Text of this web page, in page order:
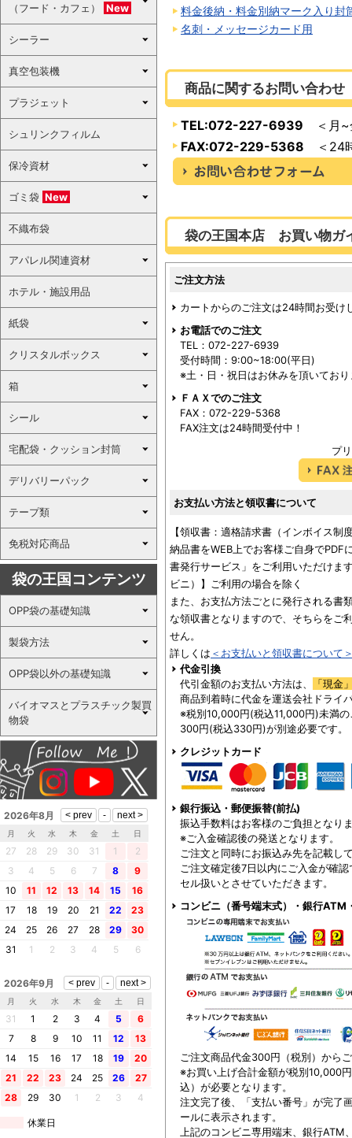
料金後納・料金別納マーク入り封
名刺・メッセージカード用
商品に関するお問い合わせ
TEL:072-227-6939 ＜月~
FAX:072-229-5368 ＜24
袋の王国本店 お買い物ガ
ご注文方法
カートからのご注文は24時間お受け
お電話でのご注文
TEL：072-227-6939
受付時間：9:00~18:00(平日)
※土・日・祝日はお休みを頂いてお
ＦＡＸでのご注文
FAX：072-229-5368
FAX注文は24時間受付中！
プ
お支払い方法と領収書について
【領収書：適格請求書（インボイス制
納品書をWEB上でお客様ご自身でPDF
書発行サービス」をご利用いただけま
ビニ）】ご利用の場合を除く
また、お支払方法ごとに発行される書
な領収書となりますので、そちらをご
せん。
詳しくは ＜お支払いと領収書について
代金引換
代引金額のお支払い方法は、
「現金
商品到着時に代金を運送会社ドライ
※税別10,000円(税込11,000円)未満
300円(税込330円)が別途必要です。
クレジットカード
銀行振込・郵便振替(前払)
振込手数料はお客様のご負担となり
※ご入金確認後の発送となります。
ご注文と同時にお振込み先を記載し
ご注文確定後7日以内にご入金が確
セル扱いとさせていただきます。
コンビニ（番号端末式）・銀行ATM
ご注文商品代金300円（税別）から
※お買い上げ合計金額が税別10,000
込）が必要となります。
注文完了後、「支払い番号」が完了
ールに表示されます。
上記のコンビニ専用端末、銀行
（フード・カフェ）
New
シーラー
真空包装機
プラジェット
シュリンクフィルム
保冷資材
ゴミ袋 New
不織布袋
アパレル関連資材
ホテル・施設用品
紙袋
クリスタルボックス
箱
シール
宅配袋・クッション封筒
デリバリーパック
テープ類
免税対応商品
袋の王国コンテンツ
OPP袋の基礎知識
製袋方法
OPP袋以外の基礎知識
バイオマスとプラスチック製買
物袋
2026年8月
月 火 水 木 金 土 日
27 28 29 30 31 1
2
3
4 5 6 7 8
9
10
11 12 13 14 15
16
17
18 19 20 21 22
23
24
25 26 27 28 29
30
31
1 2 3 4 5 6
2026年9月
月 火 水 木 金 土 日
31 1 2 3 4 5
6
7
8 9 10 11 12
13
14
15 16 17 18 19
20
21
22 23 24 25 26
27
28
29 30 1 2 3 4
休業日